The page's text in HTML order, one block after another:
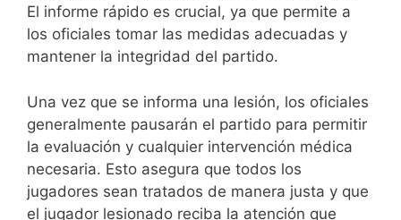
El informe rápido es crucial, ya que permite a
los oficiales tomar las medidas adecuadas y
mantener la integridad del partido.
Una vez que se informa una lesión, los oficiales
generalmente pausarán el partido para permitir
la evaluación y cualquier intervención médica
necesaria. Esto asegura que todos los
jugadores sean tratados de manera justa y que
el jugador lesionado reciba la atención que